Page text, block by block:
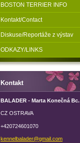
BOSTON TERRIER INFO
Kontakt/Contact
Diskuse/Reportáže z výstav
ODKAZY/LINKS
Kontakt
BALADER - Marta Konečná Bc.
CZ OSTRAVA
+420724601070
kennelbalader@gmail.com